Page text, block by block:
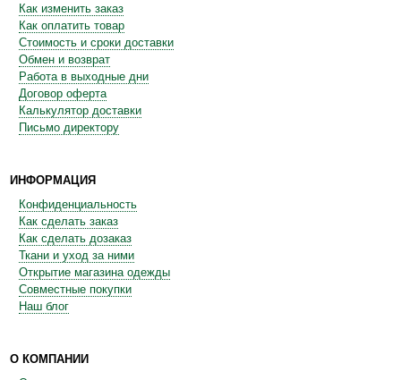
Как изменить заказ
Как оплатить товар
Стоимость и сроки доставки
Обмен и возврат
Работа в выходные дни
Договор оферта
Калькулятор доставки
Письмо директору
ИНФОРМАЦИЯ
Конфиденциальность
Как сделать заказ
Как сделать дозаказ
Ткани и уход за ними
Открытие магазина одежды
Совместные покупки
Наш блог
О КОМПАНИИ